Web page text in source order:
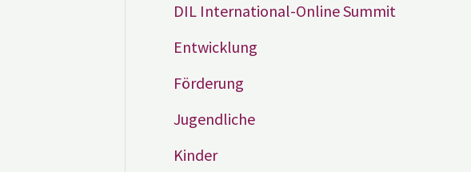
DIL International-Online Summit
Entwicklung
Förderung
Jugendliche
Kinder